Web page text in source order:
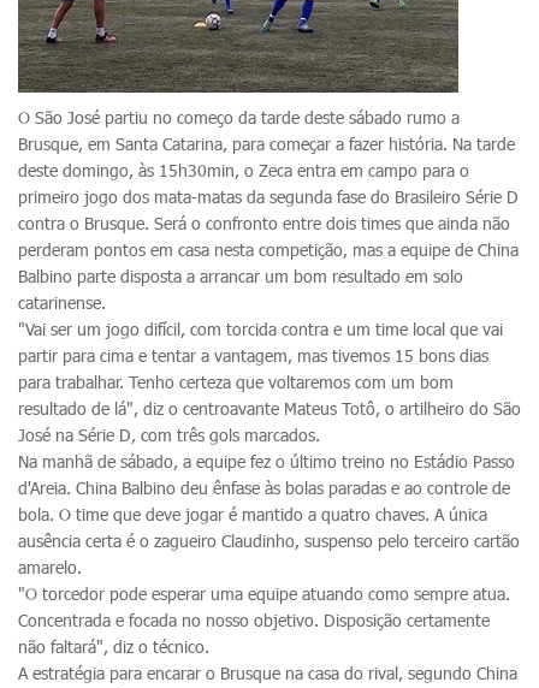
O São José partiu no começo da tarde deste sábado rumo a
Brusque, em Santa Catarina, para começar a fazer história. Na tarde
deste domingo, às 15h30min, o Zeca entra em campo para o
primeiro jogo dos mata-matas da segunda fase do Brasileiro Série D
contra o Brusque. Será o confronto entre dois times que ainda não
perderam pontos em casa nesta competição, mas a equipe de China
Balbino parte disposta a arrancar um bom resultado em solo
catarinense.
"Vai ser um jogo difícil, com torcida contra e um time local que vai
partir para cima e tentar a vantagem, mas tivemos 15 bons dias
para trabalhar. Tenho certeza que voltaremos com um bom
resultado de lá", diz o centroavante Mateus Totô, o artilheiro do São
José na Série D, com três gols marcados.
Na manhã de sábado, a equipe fez o último treino no Estádio Passo
d'Areia. China Balbino deu ênfase às bolas paradas e ao controle de
bola. O time que deve jogar é mantido a quatro chaves. A única
ausência certa é o zagueiro Claudinho, suspenso pelo terceiro cartão
amarelo.
"O torcedor pode esperar uma equipe atuando como sempre atua.
Concentrada e focada no nosso objetivo. Disposição certamente
não faltará", diz o técnico.
A estratégia para encarar o Brusque na casa do rival, segundo China